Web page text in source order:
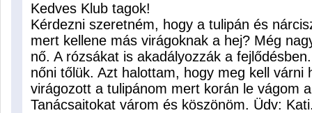
Kedves Klub tagok!
Kérdezni szeretném, hogy a tulipán és
mert kellene más virágoknak a hej? Még
nő. A rózsákat is akadályozzák a
nőni tőlük. Azt halottam, hogy meg kell várni
virágozott a tulipánom mert korán le vágom
Tanácsaitokat várom és köszönöm. Üdv: